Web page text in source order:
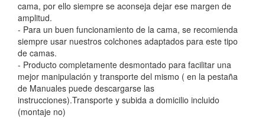
cama, por ello siempre se aconseja dejar ese margen de
amplitud.
- Para un buen funcionamiento de la cama, se recomienda
siempre usar nuestros colchones adaptados para este tipo
de camas.
- Producto completamente desmontado para facilitar una
mejor manipulación y transporte del mismo ( en la pestaña
de Manuales puede descargarse las
instrucciones).Transporte y subida a domicilio incluido
(montaje no)